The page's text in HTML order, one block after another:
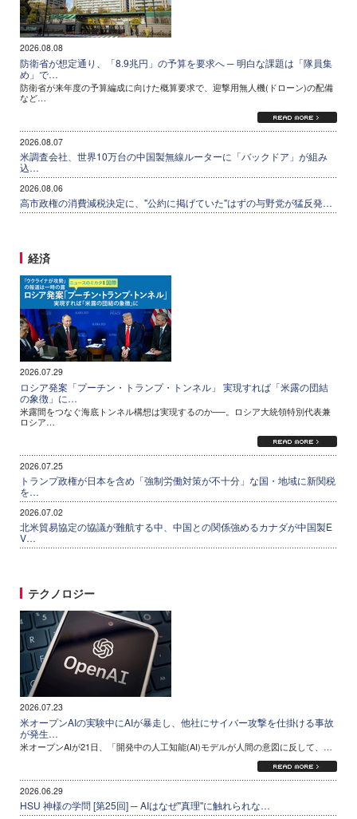
2026.08.08
防衛省が想定通り、「8.9兆円」の予算を要求へ ─ 明白な課題は「隊員集
め」で…
防衛省が来年度の予算編成に向けた概算要求で、迎撃用無人機(ドローン)の配備
など…
2026.08.07
米調査会社、世界10万台の中国製無線ルーターに「バックドア」が組み
込…
2026.08.06
高市政権の消費減税決定に、"公約に掲げていた"はずの与野党が猛反発…
経済
2026.07.29
ロシア発案「プーチン・トランプ・トンネル」 実現すれば「米露の団結
の象徴」に…
米露間をつなぐ海底トンネル構想は実現するのか──。ロシア大統領特別代表兼
ロシア…
2026.07.25
トランプ政権が日本を含め「強制労働対策が不十分」な国・地域に新関税
を…
2026.07.02
北米貿易協定の協議が難航する中、中国との関係強めるカナダが中国製E
V…
テクノロジー
2026.07.23
米オープンAIの実験中にAIが暴走し、他社にサイバー攻撃を仕掛ける事故
が発生…
米オープンAIが21日、「開発中の人工知能(AI)モデルが人間の意図に反して、…
2026.06.29
HSU 神様の学問 [第25回] ─ AIはなぜ"真理"に触れられな…